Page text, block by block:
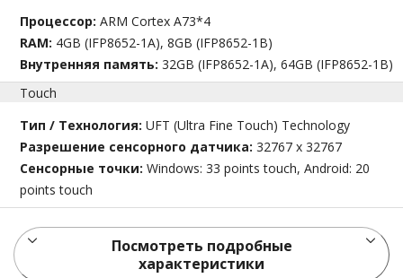
Процессор:ARM Cortex A73*4
RAM: 4GB (IFP8652-1A), 8GB (IFP8652-1B)
Внутренняя память:32GB (IFP8652-1A), 64GB (IFP8652-1B)
Touch
Тип / Технология:UFT (Ultra Fine Touch) Technology
Разрешение сенсорного датчика:32767 x 32767
Сенсорные точки:Windows: 33 points touch, Android: 20
points touch
Посмотреть подробные
характеристики